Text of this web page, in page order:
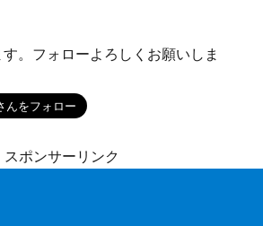
。フォローよろしくお願いしま
スポンサーリンク